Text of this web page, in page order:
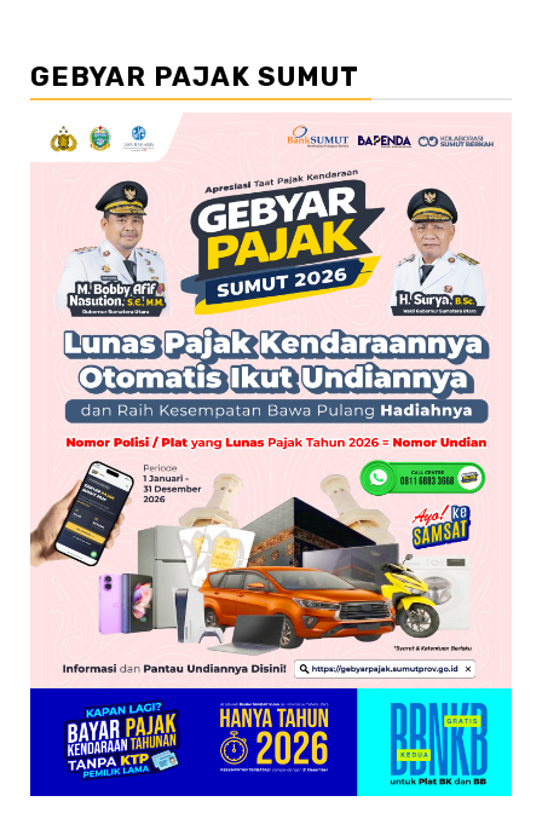
GEBYAR PAJAK SUMUT